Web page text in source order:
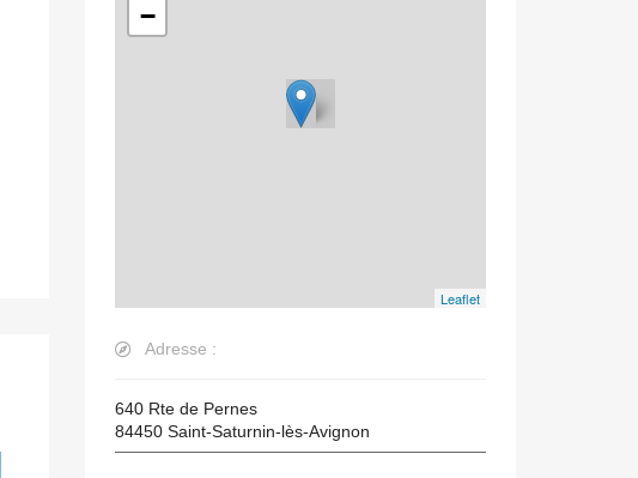
−
Leaflet
Adresse :
640 Rte de Pernes
84450 Saint-Saturnin-lès-Avignon